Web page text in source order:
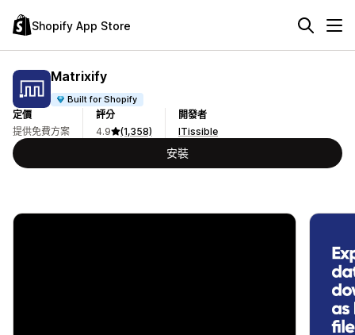
Shopify App Store
Matrixify
Built for Shopify
定價
提供免費方案
評分
4.9
(1,358)
開發者
ITissible
安裝